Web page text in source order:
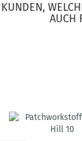
KUNDEN,
AUCH